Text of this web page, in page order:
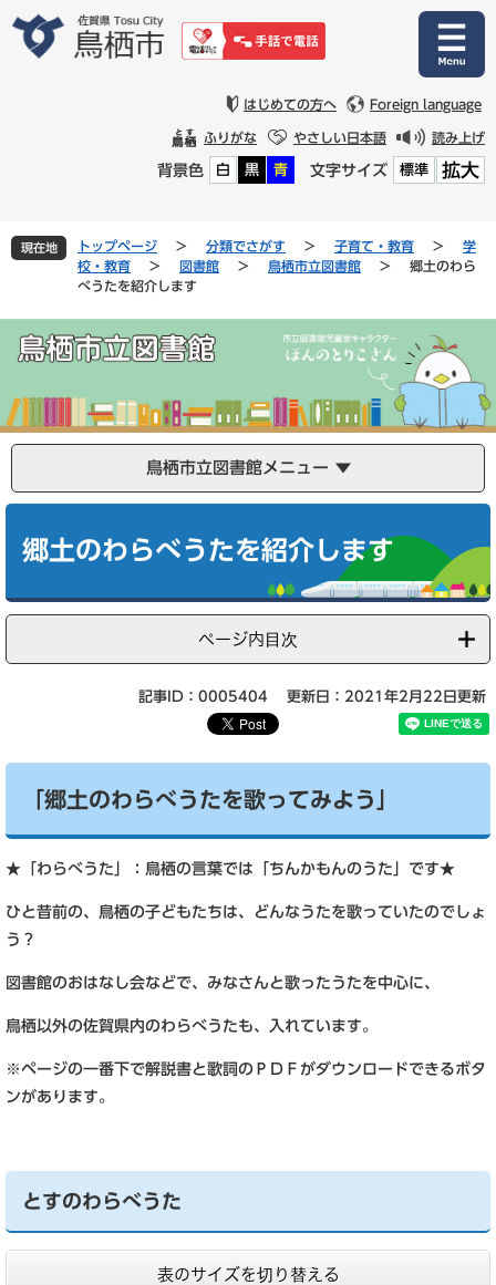
文
はじめての方へ Foreign language
ふりがな やさしい日本語 読み上げ
背景色 白 黒 青 文字サイズ 標準 拡大
現在地 トップページ > 分類でさがす > 子育て・教育 >
学
校・教育
> 図書館 > 鳥栖市立図書館 >
郷土のわら
べうたを紹介します
鳥栖市立図書館メニュー
郷土のわらべうたを紹介します
ページ内目次
記事ID：0005404 更新日：2021年2月22日更新
「郷土のわらべうたを歌ってみよう」
★「わらべうた」：鳥栖の言葉では「ちんかもんのうた」です★
ひと昔前の、鳥栖の子どもたちは、どんなうたを歌っていたのでしょ
う？
図書館のおはなし会などで、みなさんと歌ったうたを中心に、
鳥栖以外の佐賀県内のわらべうたも、入れています。
※ページの一番下で解説書と歌詞のＰＤＦがダウンロードできるボタ
ンがあります。
とすのわらべうた
表のサイズを切り替える